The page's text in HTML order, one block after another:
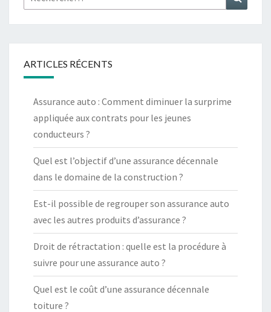
ARTICLES RÉCENTS
Assurance auto : Comment diminuer la surprime
appliquée aux contrats pour les jeunes
conducteurs ?
Quel est l’objectif d’une assurance décennale
dans le domaine de la construction ?
Est-il possible de regrouper son assurance auto
avec les autres produits d’assurance ?
Droit de rétractation : quelle est la procédure à
suivre pour une assurance auto ?
Quel est le coût d’une assurance décennale
toiture ?